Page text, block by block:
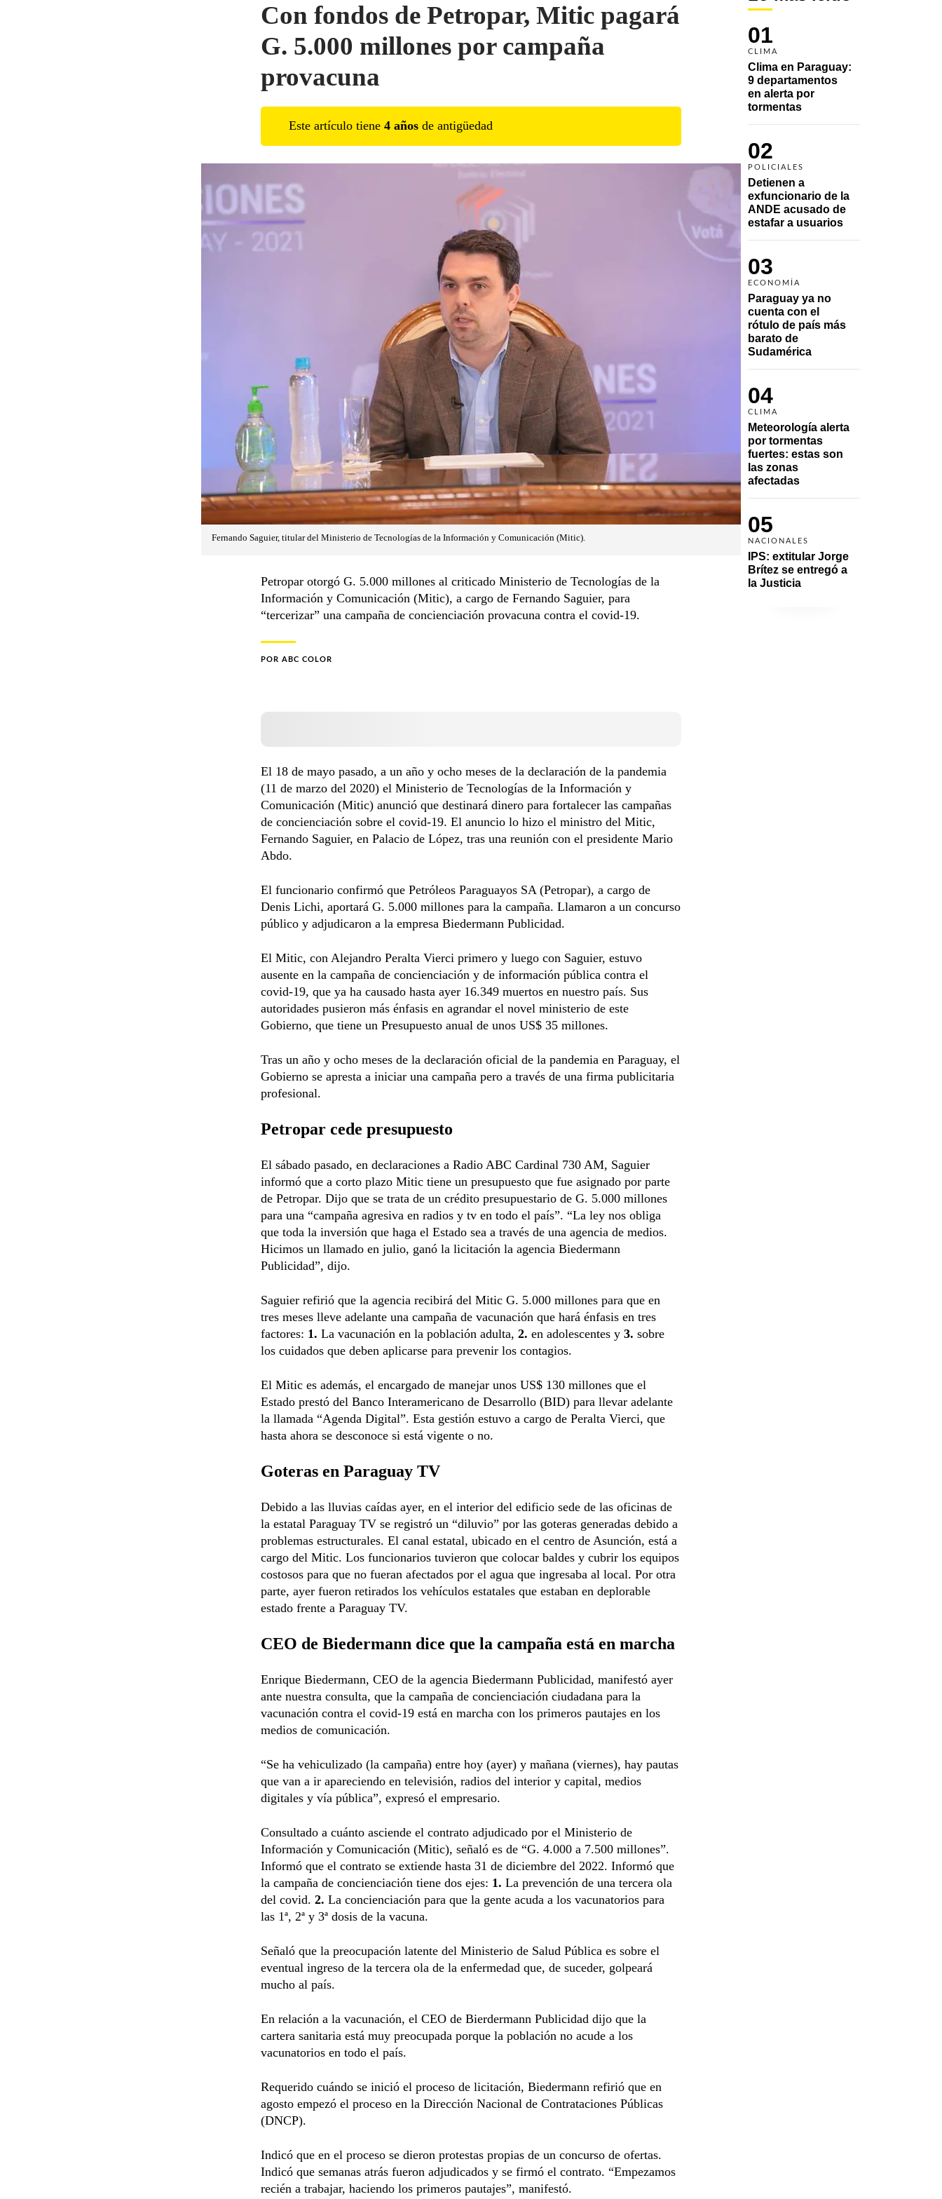
01
CLIMA
Clima en Paraguay:
9 departamentos
en alerta por
tormentas
02
POLICIALES
Detienen a
exfuncionario de la
ANDE acusado de
estafar a usuarios
03
ECONOMÍA
Paraguay ya no
cuenta con el
rótulo de país más
barato de
Sudamérica
04
CLIMA
Meteorología alerta
por tormentas
fuertes: estas son
las zonas
afectadas
05
NACIONALES
IPS: extitular Jorge
Brítez se entregó a
la Justicia
Con fondos de Petropar, Mitic pagará
G. 5.000 millones por campaña
provacuna
Este artículo tiene 4 años de antigüedad
Fernando Saguier, titular del Ministerio de Tecnologías de la Información y Comunicación (Mitic).
Petropar otorgó G. 5.000 millones al criticado Ministerio de Tecnologías de la
Información y Comunicación (Mitic), a cargo de Fernando Saguier, para
“tercerizar” una campaña de concienciación provacuna contra el covid-19.
POR ABC COLOR
El 18 de mayo pasado, a un año y ocho meses de la declaración de la pandemia
(11 de marzo del 2020) el Ministerio de Tecnologías de la Información y
Comunicación (Mitic) anunció que destinará dinero para fortalecer las campañas
de concienciación sobre el covid-19. El anuncio lo hizo el ministro del Mitic,
Fernando Saguier, en Palacio de López, tras una reunión con el presidente Mario
Abdo.
El funcionario confirmó que Petróleos Paraguayos SA (Petropar), a cargo de
Denis Lichi, aportará G. 5.000 millones para la campaña. Llamaron a un concurso
público y adjudicaron a la empresa Biedermann Publicidad.
El Mitic, con Alejandro Peralta Vierci primero y luego con Saguier, estuvo
ausente en la campaña de concienciación y de información pública contra el
covid-19, que ya ha causado hasta ayer 16.349 muertos en nuestro país. Sus
autoridades pusieron más énfasis en agrandar el novel ministerio de este
Gobierno, que tiene un Presupuesto anual de unos US$ 35 millones.
Tras un año y ocho meses de la declaración oficial de la pandemia en Paraguay, el
Gobierno se apresta a iniciar una campaña pero a través de una firma publicitaria
profesional.
Petropar cede presupuesto
El sábado pasado, en declaraciones a Radio ABC Cardinal 730 AM, Saguier
informó que a corto plazo Mitic tiene un presupuesto que fue asignado por parte
de Petropar. Dijo que se trata de un crédito presupuestario de G. 5.000 millones
para una “campaña agresiva en radios y tv en todo el país”. “La ley nos obliga
que toda la inversión que haga el Estado sea a través de una agencia de medios.
Hicimos un llamado en julio, ganó la licitación la agencia Biedermann
Publicidad”, dijo.
Saguier refirió que la agencia recibirá del Mitic G. 5.000 millones para que en
tres meses lleve adelante una campaña de vacunación que hará énfasis en tres
factores: 1. La vacunación en la población adulta, 2. en adolescentes y 3. sobre
los cuidados que deben aplicarse para prevenir los contagios.
El Mitic es además, el encargado de manejar unos US$ 130 millones que el
Estado prestó del Banco Interamericano de Desarrollo (BID) para llevar adelante
la llamada “Agenda Digital”. Esta gestión estuvo a cargo de Peralta Vierci, que
hasta ahora se desconoce si está vigente o no.
Goteras en Paraguay TV
Debido a las lluvias caídas ayer, en el interior del edificio sede de las oficinas de
la estatal Paraguay TV se registró un “diluvio” por las goteras generadas debido a
problemas estructurales. El canal estatal, ubicado en el centro de Asunción, está a
cargo del Mitic. Los funcionarios tuvieron que colocar baldes y cubrir los equipos
costosos para que no fueran afectados por el agua que ingresaba al local. Por otra
parte, ayer fueron retirados los vehículos estatales que estaban en deplorable
estado frente a Paraguay TV.
CEO de Biedermann dice que la campaña está en marcha
Enrique Biedermann, CEO de la agencia Biedermann Publicidad, manifestó ayer
ante nuestra consulta, que la campaña de concienciación ciudadana para la
vacunación contra el covid-19 está en marcha con los primeros pautajes en los
medios de comunicación.
“Se ha vehiculizado (la campaña) entre hoy (ayer) y mañana (viernes), hay pautas
que van a ir apareciendo en televisión, radios del interior y capital, medios
digitales y vía pública”, expresó el empresario.
Consultado a cuánto asciende el contrato adjudicado por el Ministerio de
Información y Comunicación (Mitic), señaló es de “G. 4.000 a 7.500 millones”.
Informó que el contrato se extiende hasta 31 de diciembre del 2022. Informó que
la campaña de concienciación tiene dos ejes: 1. La prevención de una tercera ola
del covid. 2. La concienciación para que la gente acuda a los vacunatorios para
las 1ª, 2ª y 3ª dosis de la vacuna.
Señaló que la preocupación latente del Ministerio de Salud Pública es sobre el
eventual ingreso de la tercera ola de la enfermedad que, de suceder, golpeará
mucho al país.
En relación a la vacunación, el CEO de Bierdermann Publicidad dijo que la
cartera sanitaria está muy preocupada porque la población no acude a los
vacunatorios en todo el país.
Requerido cuándo se inició el proceso de licitación, Biedermann refirió que en
agosto empezó el proceso en la Dirección Nacional de Contrataciones Públicas
(DNCP).
Indicó que en el proceso se dieron protestas propias de un concurso de ofertas.
Indicó que semanas atrás fueron adjudicados y se firmó el contrato. “Empezamos
recién a trabajar, haciendo los primeros pautajes”, manifestó.